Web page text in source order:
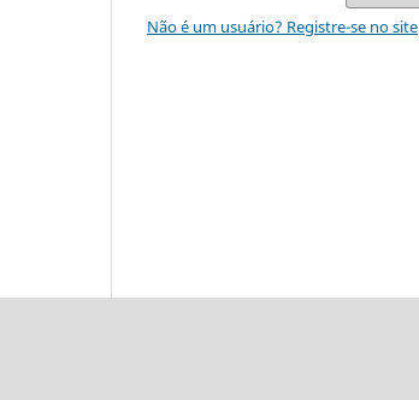
Não é um usuário? Registre-se no site